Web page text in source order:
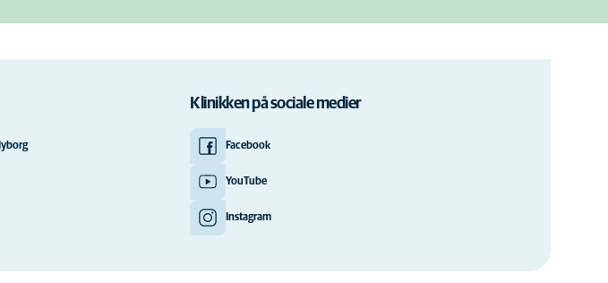
Klinikken på sociale medier
Facebook
YouTube
Instagram